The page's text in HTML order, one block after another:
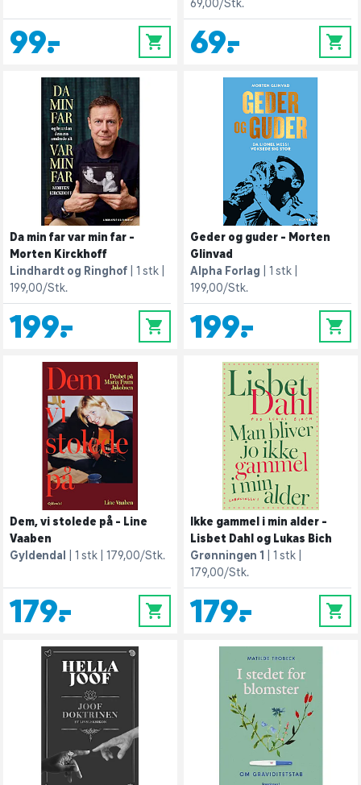
99,- 0
69,00/Stk.
69,- 0
Da min far var min far -
Morten Kirckhoff
Lindhardt og Ringhof
1 stk
199,00/Stk.
199,- 0
Geder og guder - Morten
Glinvad
Alpha Forlag
1 stk
199,00/Stk.
199,- 0
Dem, vi stolede på - Line
Vaaben
Gyldendal
1 stk 179,00/Stk.
179,- 0
Ikke gammel i min alder -
Lisbet Dahl og Lukas Bich
Grønningen 1
1 stk
179,00/Stk.
179,- 0